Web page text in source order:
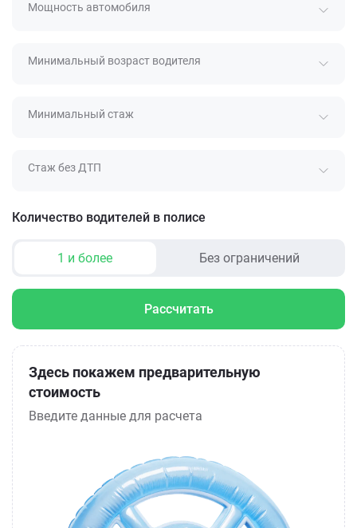
Мощность автомобиля
Минимальный возраст водителя
Минимальный стаж
Стаж без ДТП
Количество водителей в полисе
1 и более Без ограничений
Рассчитать
Здесь покажем предварительную
стоимость
Введите данные для расчета